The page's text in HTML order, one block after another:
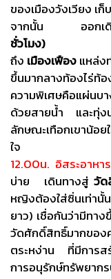
ของเมืองวังเวียง เ
จากนั้น ออกเดิ
ชั่วโมง)
ถึง เมืองเฟืองแหล่ง
ขึ้นมากลางท้องไร่
ความพิเศษคือแผ่นบ
ด้วยสายน้ำ และทุ่
ลักษณะเทือกเขาน้อ
ใจ
12.00น. อิสระอาหา
บ่าย เดินทางสู่ วัด
หญิงต้องใส่ซิ่นเท่
ยาว) เชื่อกันว่ามีทา
วัดศักดิ์สิทธิ์มากข
ตระหง่าน ที่มีการส
การอนุรักษ์ทรัพยาก